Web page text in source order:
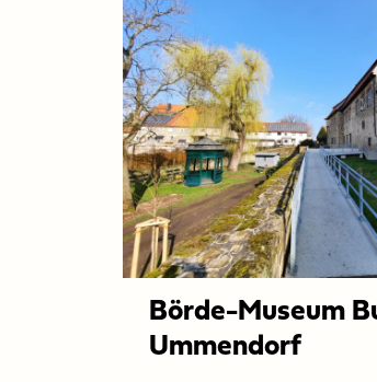
Börde-Museum
Ummendorf